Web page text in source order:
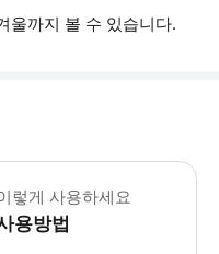
울까지 볼 수 있습니다.
는 없이 교통수단만 포함된 옵
렇게 사용하세요
용방법